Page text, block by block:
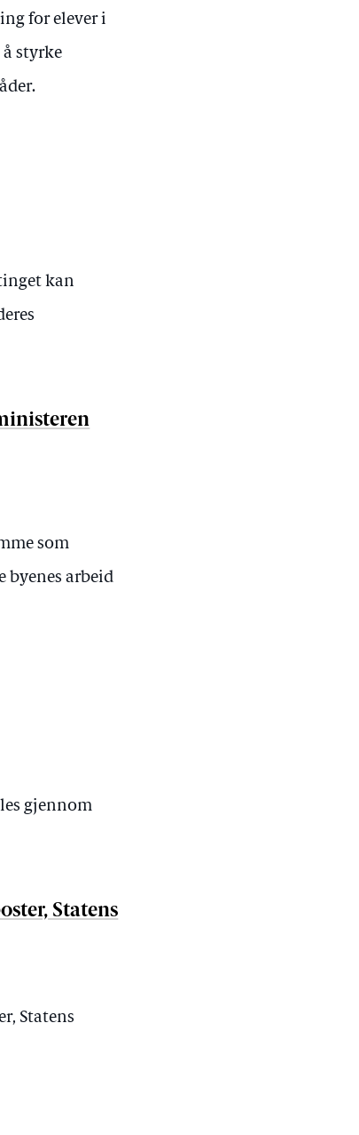
for elever i
styrke
kan
som
byenes arbeid
gjennom
Statens
Statens